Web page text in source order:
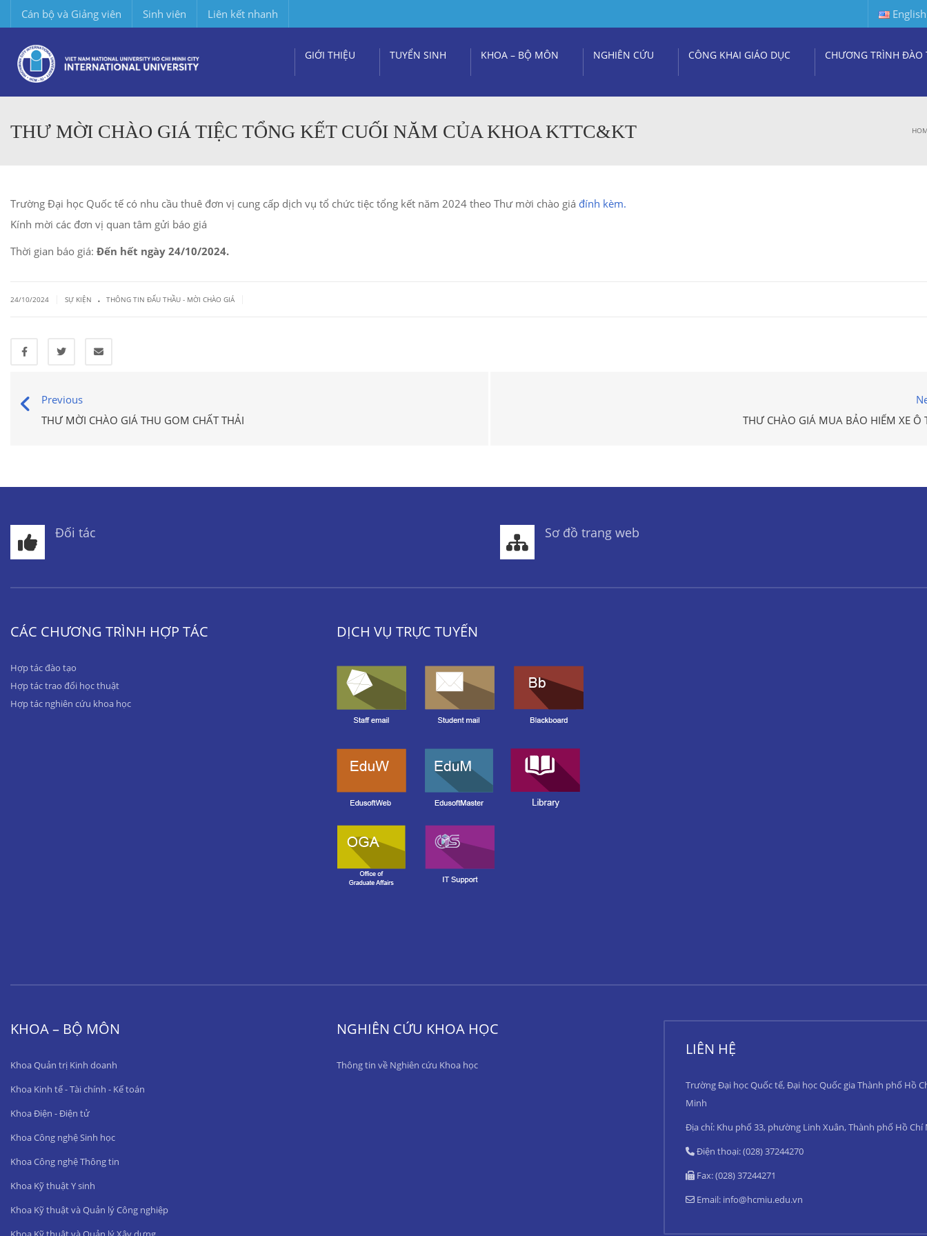
Cán bộ và Giảng viên Sinh viên Liên kết nhanh English
GIỚI THIỆU TUYỂN SINH KHOA – BỘ MÔN NGHIÊN CỨU CÔNG KHAI GIÁO DỤC CHƯƠNG TRÌNH ĐÀO
THƯ MỜI CHÀO GIÁ TIỆC TỔNG KẾT CUỐI NĂM CỦA KHOA KTTC&KT
Trường Đại học Quốc tế có nhu cầu thuê đơn vị cung cấp dịch vụ tổ chức tiệc tổng kết năm 2024 theo Thư mời chào giá đính kèm.
Kính mời các đơn vị quan tâm gửi báo giá
Thời gian báo giá: Đến hết ngày 24/10/2024.
24/10/2024 SỰ KIỆN . THÔNG TIN ĐẤU THẦU - MỜI CHÀO GIÁ
Previous
THƯ MỜI CHÀO GIÁ THU GOM CHẤT THẢI
THƯ CHÀO GIÁ MUA BẢO HIỂM XE Ô
Đối tác Sơ đồ trang web
CÁC CHƯƠNG TRÌNH HỢP TÁC
Hợp tác đào tạo
Hợp tác trao đổi học thuật
Hợp tác nghiên cứu khoa học
DỊCH VỤ TRỰC TUYẾN
KHOA – BỘ MÔN
Khoa Quản trị Kinh doanh
Khoa Kinh tế - Tài chính - Kế toán
Khoa Điện - Điện tử
Khoa Công nghệ Sinh học
Khoa Công nghệ Thông tin
Khoa Kỹ thuật Y sinh
Khoa Kỹ thuật và Quản lý Công nghiệp
NGHIÊN CỨU KHOA HỌC
Thông tin về Nghiên cứu Khoa học
LIÊN HỆ
Trường Đại học Quốc tế, Đại học Quốc gia Thành phố Hồ
Minh
Địa chỉ: Khu phố 33, phường Linh Xuân, Thành phố Hồ Chí
Điện thoại: (028) 37244270
Fax: (028) 37244271
Email: info@hcmiu.edu.vn